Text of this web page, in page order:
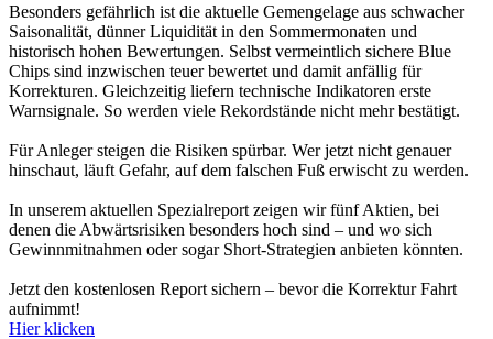
Besonders gefährlich ist die aktuelle Gemengelage aus schwacher
Saisonalität, dünner Liquidität in den Sommermonaten und
historisch hohen Bewertungen. Selbst vermeintlich sichere Blue
Chips sind inzwischen teuer bewertet und damit anfällig für
Korrekturen. Gleichzeitig liefern technische Indikatoren erste
Warnsignale. So werden viele Rekordstände nicht mehr bestätigt.
Für Anleger steigen die Risiken spürbar. Wer jetzt nicht genauer
hinschaut, läuft Gefahr, auf dem falschen Fuß erwischt zu werden.
In unserem aktuellen Spezialreport zeigen wir fünf Aktien, bei
denen die Abwärtsrisiken besonders hoch sind – und wo sich
Gewinnmitnahmen oder sogar Short-Strategien anbieten könnten.
Jetzt den kostenlosen Report sichern – bevor die Korrektur Fahrt
aufnimmt!
Hier klicken